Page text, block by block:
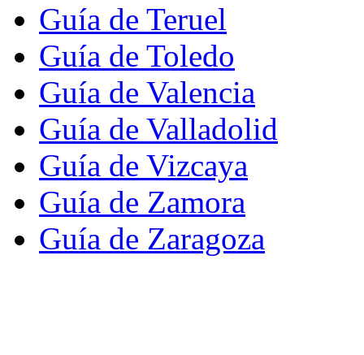
Guía de Teruel
Guía de Toledo
Guía de Valencia
Guía de Valladolid
Guía de Vizcaya
Guía de Zamora
Guía de Zaragoza